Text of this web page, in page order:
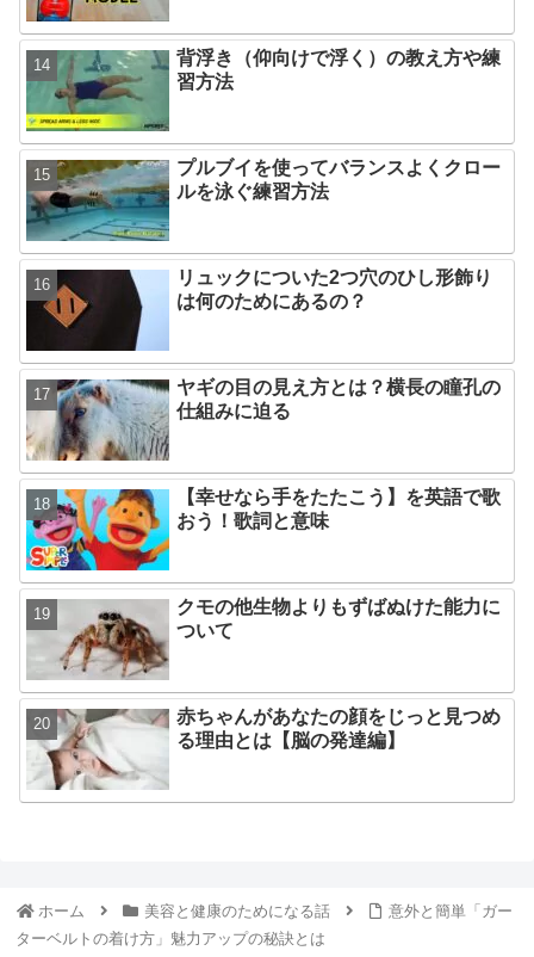
背浮き（仰向けで浮く）の教え方や練
習方法
プルブイを使ってバランスよくクロー
ルを泳ぐ練習方法
リュックについた2つ穴のひし形飾り
は何のためにあるの？
ヤギの目の見え方とは？横長の瞳孔の
仕組みに迫る
【幸せなら手をたたこう】を英語で歌
おう！歌詞と意味
クモの他生物よりもずばぬけた能力に
ついて
赤ちゃんがあなたの顔をじっと見つめ
る理由とは【脳の発達編】
ホーム 美容と健康のためになる話
意外と簡単「ガー
ターベルトの着け方」魅力アップの秘訣とは